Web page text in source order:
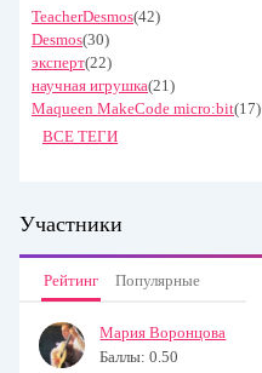
TeacherDesmos(42)
Desmos(30)
эксперт(22)
научная игрушка(21)
Maqueen MakeCode micro:bit(17)
ВСЕ ТЕГИ
Участники
Рейтинг Популярные
Мария Воронцова
Баллы: 0.50